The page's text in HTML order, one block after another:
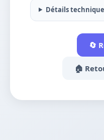
Détails
🔄
🏠